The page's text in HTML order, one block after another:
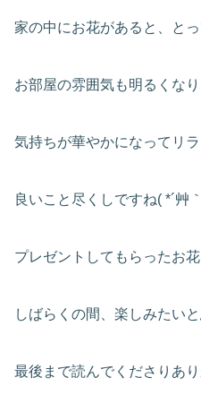
家の中にお花があると、とっ
お部屋の雰囲気も明るくな
気持ちが華やかになってリ
良いこと尽くしですね( *´艸
プレゼントしてもらったお
しばらくの間、楽しみたいと
最後まで読んでくださりあり